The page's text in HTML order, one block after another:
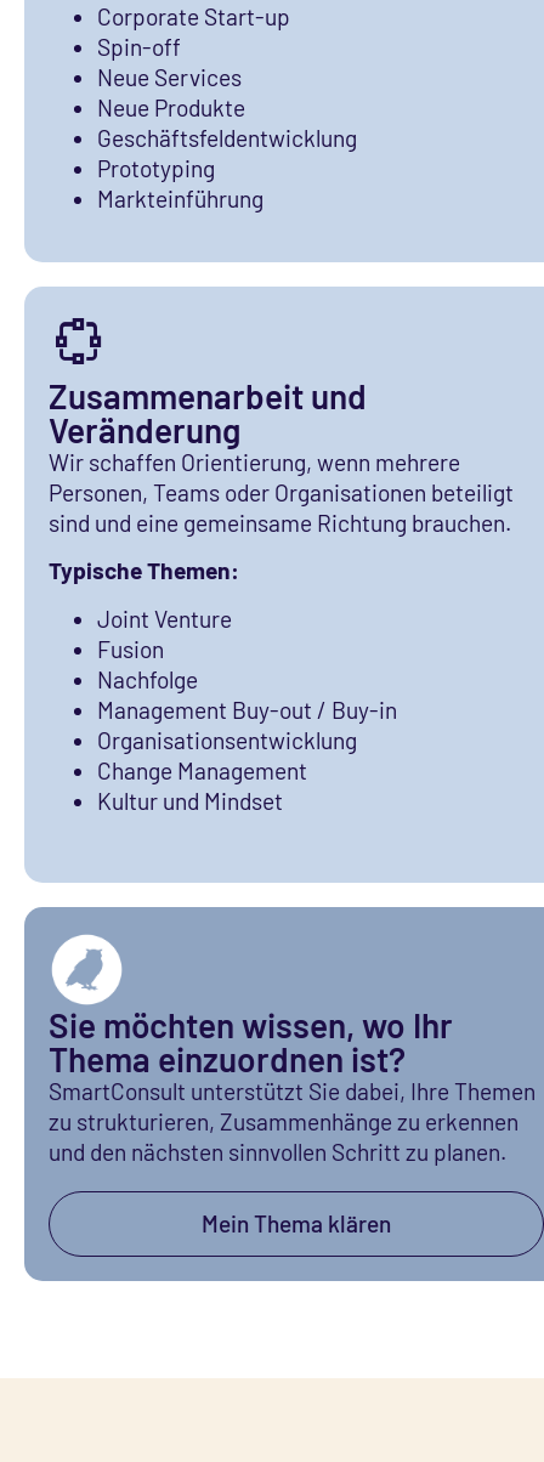
Corporate Start-up
Spin-off
Neue Services
Neue Produkte
Geschäftsfeldentwicklung
Prototyping
Markteinführung
Zusammenarbeit und
Veränderung
Wir schaffen Orientierung, wenn mehrere
Personen, Teams oder Organisationen beteiligt
sind und eine gemeinsame Richtung brauchen.
Typische Themen:
Joint Venture
Fusion
Nachfolge
Management Buy-out / Buy-in
Organisationsentwicklung
Change Management
Kultur und Mindset
Sie möchten wissen, wo Ihr
Thema einzuordnen ist?
SmartConsult unterstützt Sie dabei, Ihre Themen
zu strukturieren, Zusammenhänge zu erkennen
und den nächsten sinnvollen Schritt zu planen.
Mein Thema klären